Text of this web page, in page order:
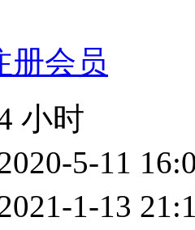
册会员
小时
5-11
1-13